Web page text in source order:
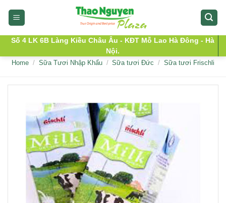
Số 4 LK 6B Làng Kiều Châu Âu - KĐT Mỗ Lao Hà Đông - Hà
Nội.
Home / Sữa Tươi Nhập Khẩu / Sữa tươi Đức / Sữa tươi Frischli